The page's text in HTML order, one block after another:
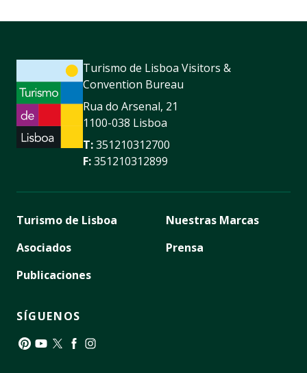
Turismo de Lisboa Visitors &
Convention Bureau
Rua do Arsenal, 21
1100-038 Lisboa
T:351210312700
F:351210312899
Turismo de Lisboa
Asociados
Publicaciones
Nuestras Marcas
Prensa
SÍGUENOS